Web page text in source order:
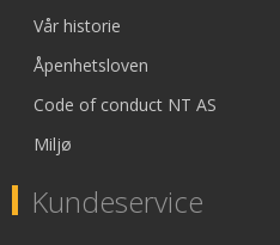
Vår historie
Åpenhetsloven
Code of conduct NT AS
Miljø
Kundeservice